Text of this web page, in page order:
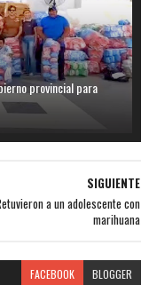
provincial para
SIGUIENTE
a un adolescente con
marihuana
FACEBOOK BLOGGER